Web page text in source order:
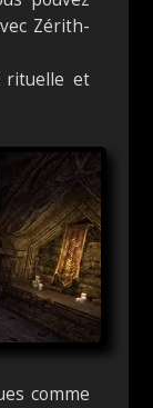
Zérith-
rituelle et
comme